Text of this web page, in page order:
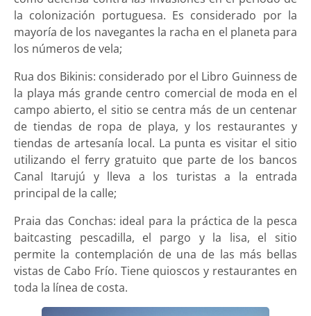
la colonización portuguesa. Es considerado por la
mayoría de los navegantes la racha en el planeta para
los números de vela;
Rua dos Bikinis: considerado por el Libro Guinness de
la playa más grande centro comercial de moda en el
campo abierto, el sitio se centra más de un centenar
de tiendas de ropa de playa, y los restaurantes y
tiendas de artesanía local. La punta es visitar el sitio
utilizando el ferry gratuito que parte de los bancos
Canal Itarujú y lleva a los turistas a la entrada
principal de la calle;
Praia das Conchas: ideal para la práctica de la pesca
baitcasting pescadilla, el pargo y la lisa, el sitio
permite la contemplación de una de las más bellas
vistas de Cabo Frío. Tiene quioscos y restaurantes en
toda la línea de costa.